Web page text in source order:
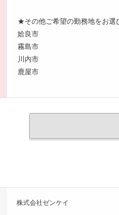
★その他ご希望の勤務地をお選
姶良市
霧島市
川内市
鹿屋市
株式会社ゼンケイ